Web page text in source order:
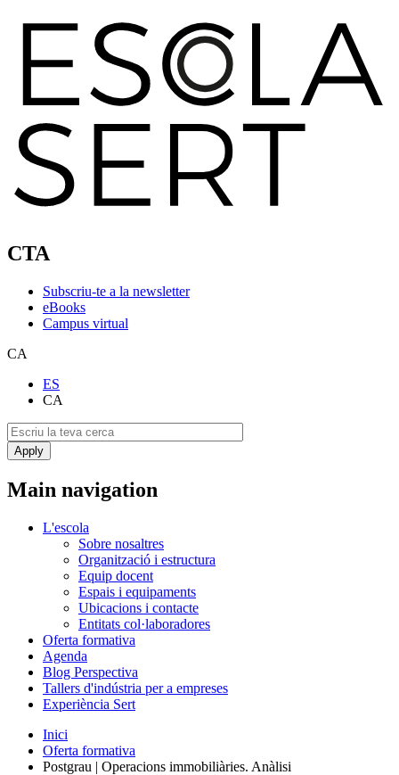
CTA
Subscriu-te a la newsletter
eBooks
Campus virtual
CA
ES
CA
Main navigation
L'escola
Sobre nosaltres
Organització i estructura
Equip docent
Espais i equipaments
Ubicacions i contacte
Entitats col·laboradores
Oferta formativa
Agenda
Blog Perspectiva
Tallers d'indústria per a empreses
Experiència Sert
Inici
Oferta formativa
Postgrau | Operacions immobiliàries. Anàlisi